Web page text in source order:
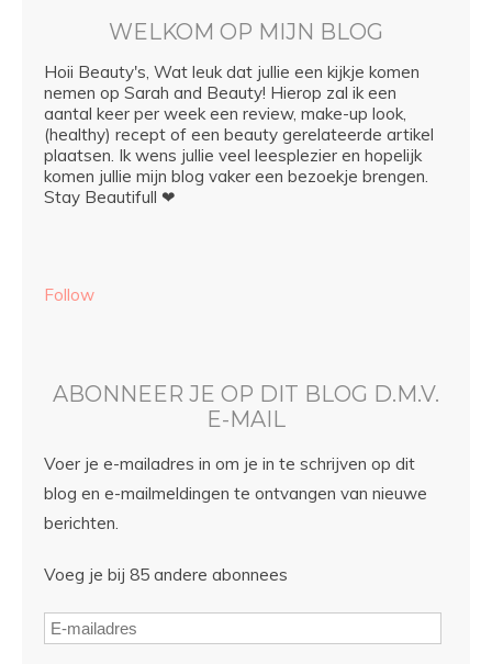
WELKOM OP MIJN BLOG
Hoii Beauty's, Wat leuk dat jullie een kijkje komen
nemen op Sarah and Beauty! Hierop zal ik een
aantal keer per week een review, make-up look,
(healthy) recept of een beauty gerelateerde artikel
plaatsen. Ik wens jullie veel leesplezier en hopelijk
komen jullie mijn blog vaker een bezoekje brengen.
Stay Beautifull ❤
Follow
ABONNEER JE OP DIT BLOG D.M.V.
E-MAIL
Voer je e-mailadres in om je in te schrijven op dit
blog en e-mailmeldingen te ontvangen van nieuwe
berichten.
Voeg je bij 85 andere abonnees